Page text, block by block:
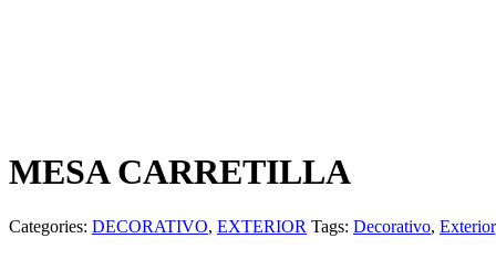
MESA CARRETILLA
Categories: DECORATIVO, EXTERIOR Tags: Decorativo, Exterior